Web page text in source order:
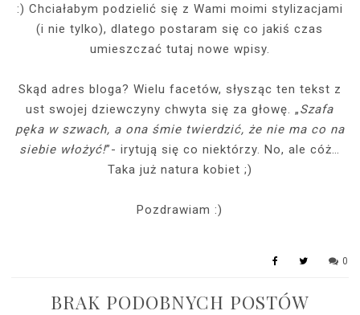
:) Chciałabym podzielić się z Wami moimi stylizacjami
(i nie tylko), dlatego postaram się co jakiś czas
umieszczać tutaj nowe wpisy.
Skąd adres bloga? Wielu facetów, słysząc ten tekst z
ust swojej dziewczyny chwyta się za głowę. „Szafa
pęka w szwach, a ona śmie twierdzić, że nie ma co na
siebie włożyć!”- irytują się co niektórzy. No, ale cóż…
Taka już natura kobiet ;)
Pozdrawiam :)
0
BRAK PODOBNYCH POSTÓW